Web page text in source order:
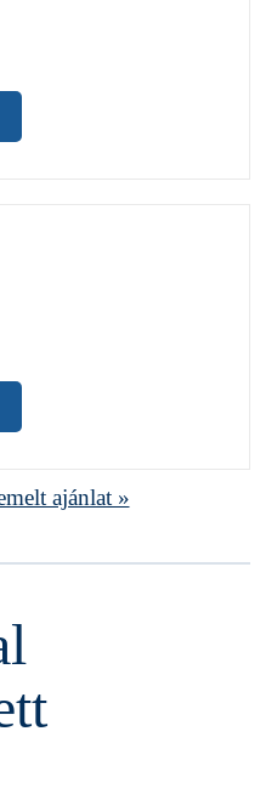
ajánlat »